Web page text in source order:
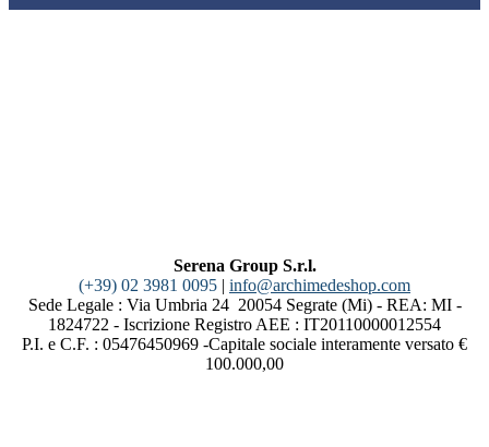
Serena Group S.r.l.
(+39) 02 3981 0095 | info@archimedeshop.com
Sede Legale : Via Umbria 24 20054 Segrate (Mi) - REA: MI -
1824722 - Iscrizione Registro AEE : IT20110000012554
P.I. e C.F. : 05476450969 -Capitale sociale interamente versato €
100.000,00